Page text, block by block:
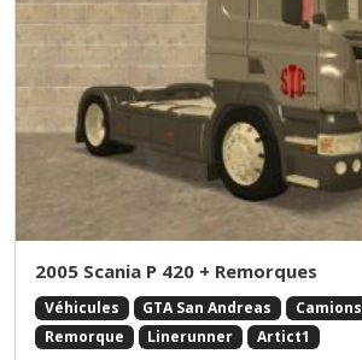
2005 Scania P 420 + Remorques
Véhicules GTA San Andreas Camions
Remorque
Linerunner Artict1